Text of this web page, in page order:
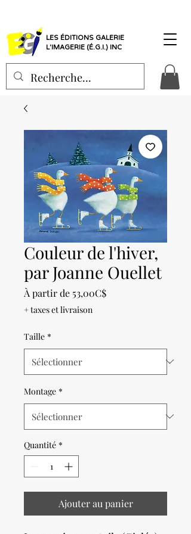
LES ÉDITIONS GALERIE
L'IMAGERIE (É.G.I.) INC
Couleur de l'hiver,
par Joanne Ouellet
À partir de 53,00C$Prix
+ taxes et livraison
Taille *
Montage *
Quantité *
Ajouter au panier